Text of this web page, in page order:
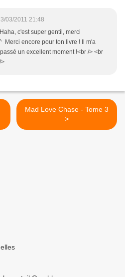
03/2011 21:48
c'est super gentil, merci
Merci encore pour ton livre ! Il m'a
un excellent moment !<br /> <br
>
Mad Love Chase - Tome 3
>